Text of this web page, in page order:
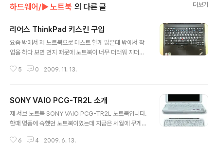
하드웨어/► 노트북 의 다른 글 더보기
리어스 ThinkPad 키스킨 구입
요즘 밖에서 제 노트북으로 테스트 할게 많은데 밖에서 작
업을 하다 보면 먼지 때문에 노트북이 너무 더러워 지더군
행이도 리어스에서 판매하는 키스킨 중에 ThankPad T6
게 빠르더군요. 어제 12시쯤에 구입을 했는데 오늘 오후 3
시쯤에 도착을 했습니다. 받자 마자 바로 입혔습니다. 제가
사진 찍는 기술이 부족한지 많이 흔들렸네요. 다시 찍고 싶
스킨을 입혀서 사용하는걸 싫어 합니다. 그 키보드 특유의
5 0 2009. 11. 13.
SONY VAIO PCG-TR2L 소개
제 서브 노트북 SONY VAIO PCG-TR2L 노트북입니다.
한때 명품에 속했던 노트북이였는데 지금은 세월에 무게를
나 외출시 웹서핑용으로만 사용하고 있습니다. 메모리만 1
6 4 2009. 6. 13.